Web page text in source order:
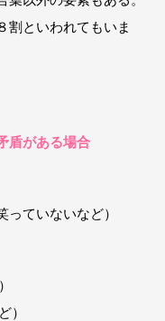
割といわれてもいま
盾がある場合
ていないなど）
）